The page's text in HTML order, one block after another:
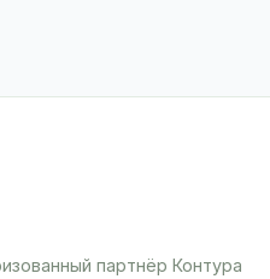
партнёр Контура